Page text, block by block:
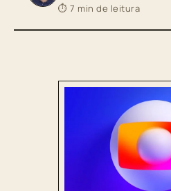
⏱ 7 min de leitura